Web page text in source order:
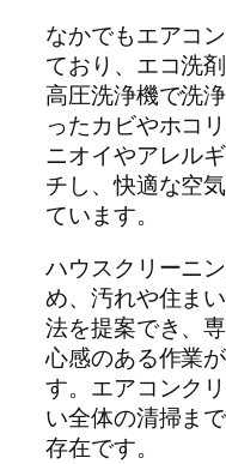
なかでもエアコ
ており、エコ洗
高圧洗浄機で洗
ったカビやホコ
ニオイやアレル
チし、快適な空
ています。
ハウスクリーニ
め、汚れや住ま
法を提案でき、
心感のある作業
す。エアコンク
い全体の清掃ま
存在です。